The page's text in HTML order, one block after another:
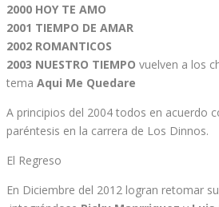
2000 HOY TE AMO
2001 TIEMPO DE AMAR
2002 ROMANTICOS
2003 NUESTRO TIEMPO vuelven a los
tema Aqui Me Quedare
A principios del 2004 todos en acuerdo
paréntesis en la carrera de Los Dinnos.
El Regreso
En Diciembre del 2012 logran retomar